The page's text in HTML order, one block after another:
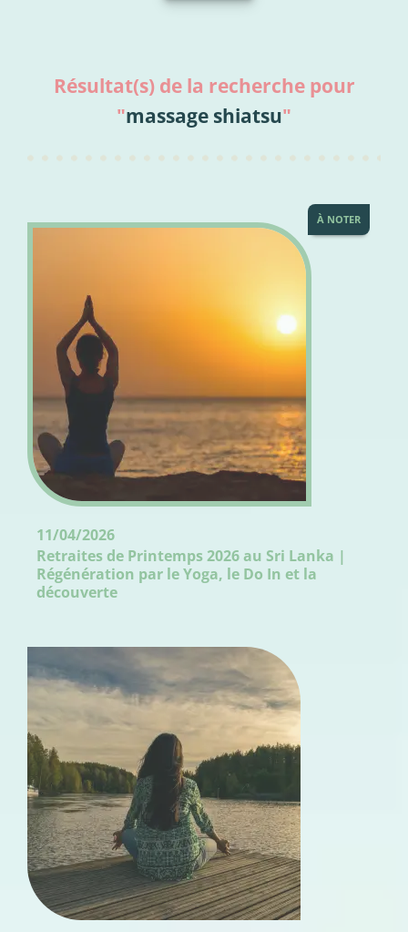
Résultat(s) de la recherche pour
"massage shiatsu"
À NOTER
11/04/2026
Retraites de Printemps 2026 au Sri Lanka |
Régénération par le Yoga, le Do In et la
découverte